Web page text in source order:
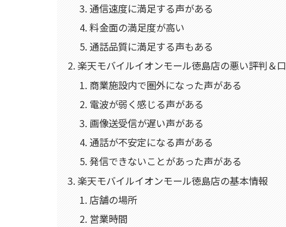
通信速度に満足する声がある
料金面の満足度が高い
通話品質に満足する声もある
楽天モバイルイオンモール徳島店の悪い評判＆
商業施設内で圏外になった声がある
電波が弱く感じる声がある
画像送受信が遅い声がある
通話が不安定になる声がある
発信できないことがあった声がある
楽天モバイルイオンモール徳島店の基本情報
店舗の場所
営業時間